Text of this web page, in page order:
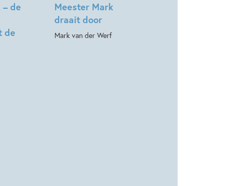
de
de
Meester Mark
draait door
Mark van der Werf